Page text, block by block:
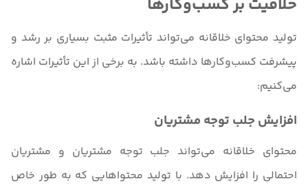
خلاقیت بر کسب‌وکارها
تولید محتوای خلاقانه می‌تواند تأثیرات مثبت بسیاری بر رشد و
پیشرفت کسب‌وکارها داشته باشد. به برخی از این تأثیرات اشاره
می‌کنیم:
افزایش جلب توجه مشتریان
محتوای خلاقانه می‌تواند جلب توجه مشتریان و مشتریان
احتمالی را افزایش دهد. با تولید محتواهایی که به طور خاص